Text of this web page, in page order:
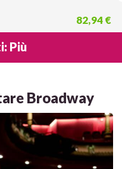
82,94 €
Più
Broadway